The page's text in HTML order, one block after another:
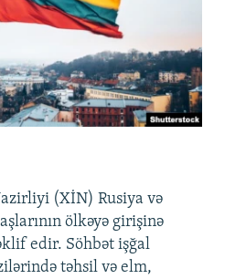
(XİN) Rusiya və
ölkəyə girişinə
edir. Söhbət işğal
təhsil və elm,